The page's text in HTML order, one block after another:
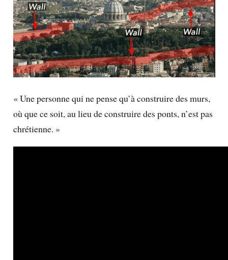
« Une personne qui ne pense qu’à construire des murs,
où que ce soit, au lieu de construire des ponts, n’est pas
chrétienne. »